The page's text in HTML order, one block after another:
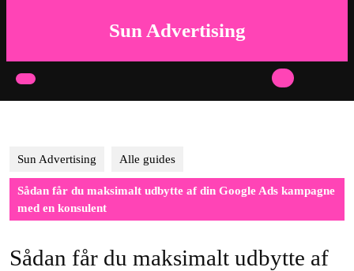
Sun Advertising
Open
Sun Advertising Alle guides
Sådan får du maksimalt udbytte af din Google Ads kampagne
med en konsulent
Sådan får du maksimalt udbytte af